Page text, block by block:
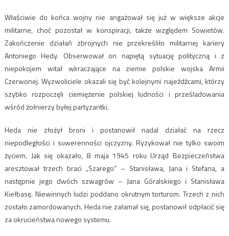
Właściwie do końca wojny nie angażował się już w większe akcje
militarne, choć pozostał w konspiracji, także względem Sowietów.
Zakończenie działań zbrojnych nie przekreśliło militarnej kariery
Antoniego Hedy. Obserwował on napiętą sytuację polityczną i z
niepokojem witał wkraczające na ziemie polskie wojska Armii
Czerwonej. Wyzwoliciele okazali się być kolejnymi najeźdźcami, którzy
szybko rozpoczęli ciemiężenie polskiej ludności i prześladowania
wśród żołnierzy byłej partyzantki.
Heda nie złożył broni i postanowił nadal działać na rzecz
niepodległości i suwerenności ojczyzny. Ryzykował nie tylko swoim
życiem. Jak się okazało, 8 maja 1945 roku Urząd Bezpieczeństwa
aresztował trzech braci „Szarego” – Stanisława, Jana i Stefana, a
następnie jego dwóch szwagrów – Jana Góralskiego i Stanisława
Kiełbasę. Niewinnych ludzi poddano okrutnym torturom. Trzech z nich
zostało zamordowanych. Heda nie załamał się, postanowił odpłacić się
za okrucieństwa nowego systemu.